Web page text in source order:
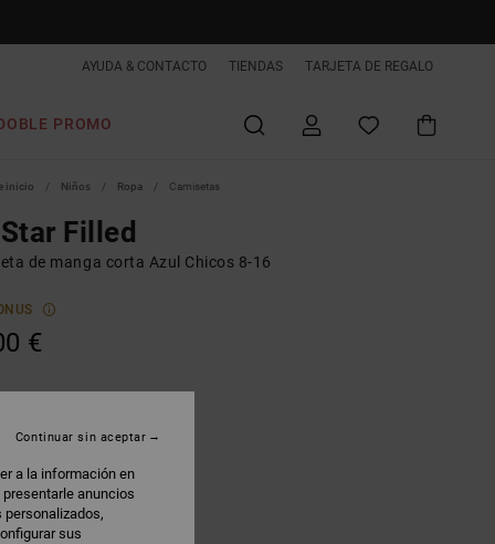
AYUDA & CONTACTO TIENDAS TARJETA DE REGALO
PROMO
inicio Niños Ropa Camisetas
Filled
de manga corta Azul Chicos 8-16
€
a la información en
anuncios
personalizados,
sus
Continuar sin aceptar